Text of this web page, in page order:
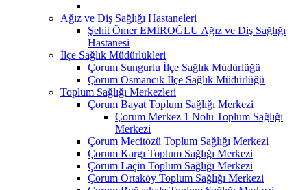
Ağız ve Diş Sağlığı Hastaneleri
Şehit Ömer EMİROĞLU Ağız ve Diş Sağlığı
Hastanesi
İlçe Sağlık Müdürlükleri
Çorum Sungurlu İlçe Sağlık Müdürlüğü
Çorum Osmancık İlçe Sağlık Müdürlüğü
Toplum Sağlığı Merkezleri
Çorum Bayat Toplum Sağlığı Merkezi
Çorum Merkez 1 Nolu Toplum Sağlığı
Merkezi
Çorum Mecitözü Toplum Sağlığı Merkezi
Çorum Kargı Toplum Sağlığı Merkezi
Çorum Laçin Toplum Sağlığı Merkezi
Çorum Ortaköy Toplum Sağlığı Merkezi